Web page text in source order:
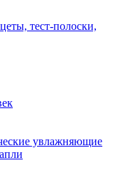
тест-полоски,
увлажняющие